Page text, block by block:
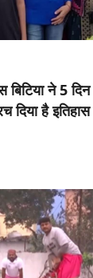
ने 5 दिन
दिया है इतिहास